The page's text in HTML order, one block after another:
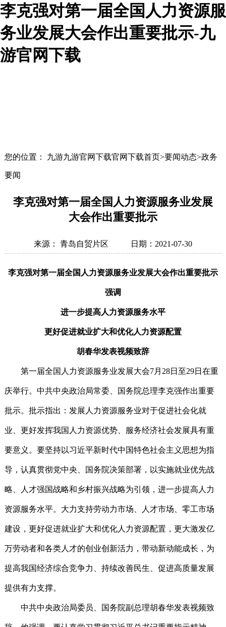
李克强对第一届全国人力资源服
务业发展大会作出重要批示-九
游官网下载
您的位置： 九游九游官网下载官网下载首页>要闻动态>政务
要闻
李克强对第一届全国人力资源服务业发展
大会作出重要批示
来源： 青岛自贸片区 日期：2021-07-30
李克强对第一届全国人力资源服务业发展大会作出重要批示
强调
进一步提高人力资源服务水平
更好促进就业扩大和优化人力资源配置
胡春华发表视频致辞
第一届全国人力资源服务业发展大会7月28日至29日在重
庆举行。中共中央政治局常委、国务院总理李克强作出重要
批示。批示指出：发展人力资源服务业对于促进社会化就
业、更好发挥我国人力资源优势、服务经济社会发展具有重
要意义。要坚持以习近平新时代中国特色社会主义思想为指
导，认真贯彻党中央、国务院决策部署，以实施就业优先战
略、人才强国战略和乡村振兴战略为引领，进一步提高人力
资源服务水平。大力支持劳动力市场、人才市场、零工市场
建设，更好促进就业扩大和优化人力资源配置，更大激发亿
万劳动者和各类人才的创业创新活力，带动新动能成长，为
提高我国经济综合竞争力、持续改善民生、促进高质量发展
提供有力支撑。
中共中央政治局委员、国务院副总理胡春华发表视频致